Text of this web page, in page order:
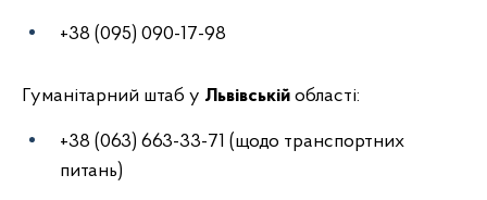
+38 (095) 090-17-98
Гуманітарний штаб у Львівській області:
+38 (063) 663-33-71 (щодо транспортних
питань)